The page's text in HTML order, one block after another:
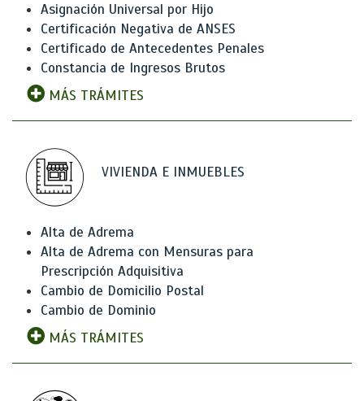
Asignación Universal por Hijo
Certificación Negativa de ANSES
Certificado de Antecedentes Penales
Constancia de Ingresos Brutos
MÁS TRÁMITES
VIVIENDA E INMUEBLES
Alta de Adrema
Alta de Adrema con Mensuras para
Prescripción Adquisitiva
Cambio de Domicilio Postal
Cambio de Dominio
MÁS TRÁMITES